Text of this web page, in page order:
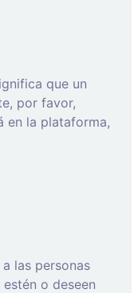
que un
por favor,
en la plataforma,
las personas
o deseen